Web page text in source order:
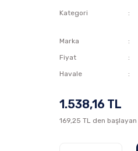
Kategori
Marka
Fiyat
Havale
1.538,16 TL
169,25 TL den